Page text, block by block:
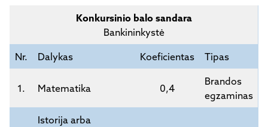
Konkursinio balo sandara
Bankininkystė
Nr. Dalykas Koeficientas Tipas
1. Matematika 0,4
Brandos
egzaminas
Istorija arba